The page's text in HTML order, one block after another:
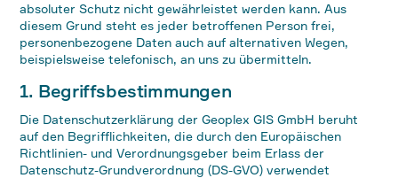
absoluter Schutz nicht gewährleistet werden kann. Aus
diesem Grund steht es jeder betroffenen Person frei,
personenbezogene Daten auch auf alternativen Wegen,
beispielsweise telefonisch, an uns zu übermitteln.
1. Begriffsbestimmungen
Die Datenschutzerklärung der Geoplex GIS GmbH beruht
auf den Begrifflichkeiten, die durch den Europäischen
Richtlinien- und Verordnungsgeber beim Erlass der
Datenschutz-Grundverordnung (DS-GVO) verwendet